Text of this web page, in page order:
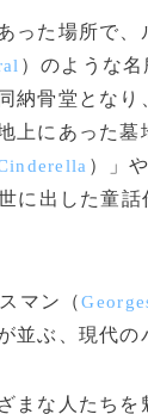
った場所で、
）のような
納骨堂とな
上にあった
）」
に出した童
マン（
ぶ、現代の
な人たちを